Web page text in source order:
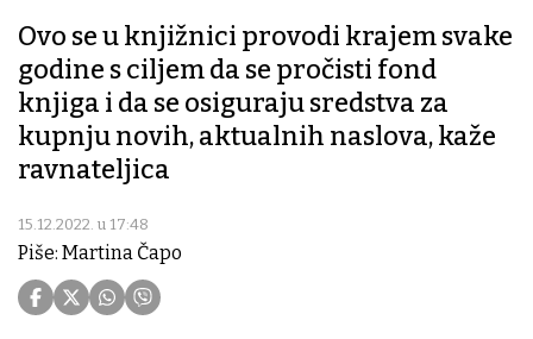
Ovo se u knjižnici provodi krajem svake
godine s ciljem da se pročisti fond
knjiga i da se osiguraju sredstva za
kupnju novih, aktualnih naslova, kaže
ravnateljica
15.12.2022. u 17:48
Piše: Martina Čapo